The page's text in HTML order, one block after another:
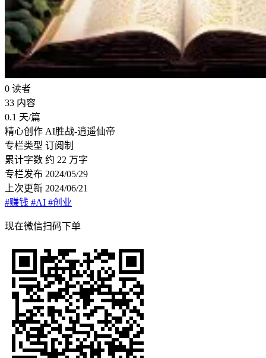
0 读者
33 内容
0.1 天/篇
精心创作 AI胜战-逍遥仙帝
专栏类型 订阅制
累计字数 约 22 万字
专栏发布 2024/05/29
上次更新 2024/06/21
#赚钱 #AI #创业
现在微信扫码下单